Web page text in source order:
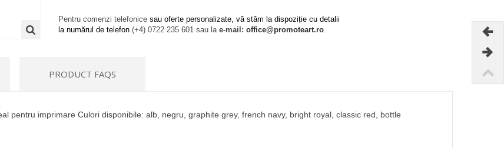
Pentru comenzi telefonice sau oferte personalizate, vă stăm la dispoziție cu detalii
la numărul de telefon (+4) 0722 235 601 sau lae-mail: office@promoteart.ro.
PRODUCT FAQS
pentru imprimare Culori disponibile: alb, negru, graphite grey, french navy, bright royal, classic red, bottle